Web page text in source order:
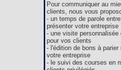
Pour communiquer au
clients, nous vous
- un temps de parole
présenter votre entreprise
- une visite personnalisée
pour vos clients
- l'édition de bons à
votre entreprise
- le suivi des courses en